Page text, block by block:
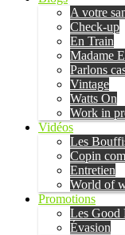
A votre
Check-up
En Train
Madame
Parlons
Vintage
Watts On
Work in
Vidéos
Les
Copin
Entretien
World of
Promotions
Les Good
Évasion